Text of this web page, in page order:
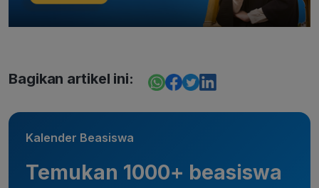
Bagikan artikel ini:
Kalender Beasiswa
Temukan 1000+ beasiswa